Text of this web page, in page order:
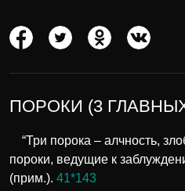
ПОРОКИ (3
“Три порока – алчность,
пороки, ведущие к
(прим.). 41*143